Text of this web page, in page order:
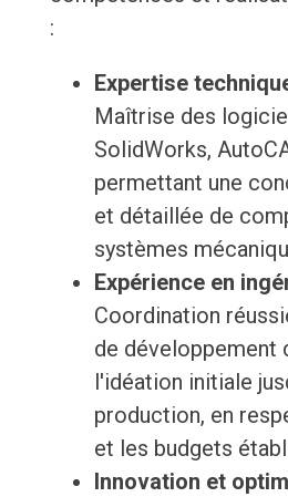
:
Expertise
Maîtrise des
SolidWorks,
permettant une
et détaillée de
systèmes
Expérience en
Coordination
de développement
l'idéation initiale
production, en
et les budgets
Innovation et